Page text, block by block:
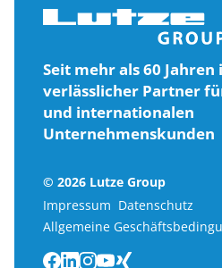
Seit mehr als 60 Jahren
verlässlicher Partner
und internationalen
Unternehmenskunden
© 2026 Lutze Group
Impressum Datenschutz
Allgemeine